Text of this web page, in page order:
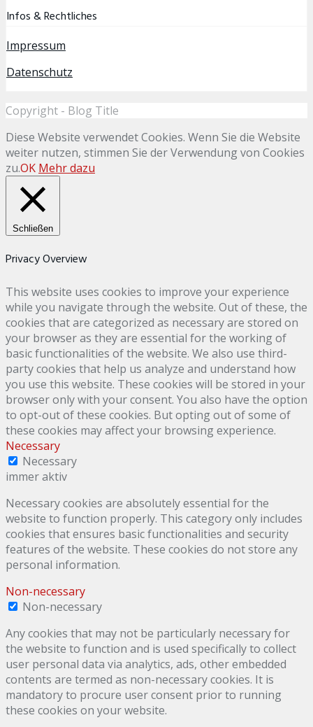
Infos & Rechtliches
Impressum
Datenschutz
Copyright - Blog Title
Diese Website verwendet Cookies. Wenn Sie die Website
weiter nutzen, stimmen Sie der Verwendung von Cookies
zu.OK Mehr dazu
Schließen
Privacy Overview
This website uses cookies to improve your experience
while you navigate through the website. Out of these, the
cookies that are categorized as necessary are stored on
your browser as they are essential for the working of
basic functionalities of the website. We also use third-
party cookies that help us analyze and understand how
you use this website. These cookies will be stored in your
browser only with your consent. You also have the option
to opt-out of these cookies. But opting out of some of
these cookies may affect your browsing experience.
Necessary
Necessary
immer aktiv
Necessary cookies are absolutely essential for the
website to function properly. This category only includes
cookies that ensures basic functionalities and security
features of the website. These cookies do not store any
personal information.
Non-necessary
Non-necessary
Any cookies that may not be particularly necessary for
the website to function and is used specifically to collect
user personal data via analytics, ads, other embedded
contents are termed as non-necessary cookies. It is
mandatory to procure user consent prior to running
these cookies on your website.